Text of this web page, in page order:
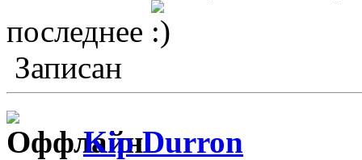
последнее
Записан
Kip Durron